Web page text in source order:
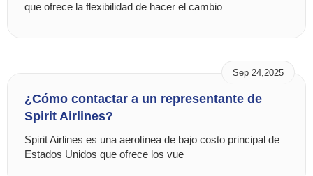
que ofrece la flexibilidad de hacer el cambio
Sep 24,2025
¿Cómo contactar a un representante de
Spirit Airlines?
Spirit Airlines es una aerolínea de bajo costo principal de
Estados Unidos que ofrece los vue